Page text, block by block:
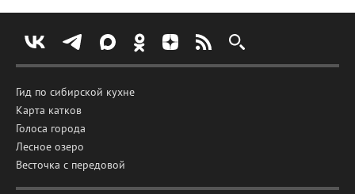
Гид по сибирской кухне
Карта катков
Голоса города
Лесное озеро
Весточка с передовой